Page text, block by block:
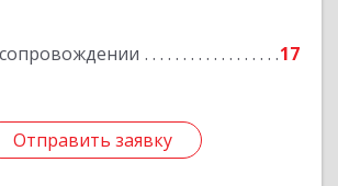
17
Отправить заявку
Отправить заявку